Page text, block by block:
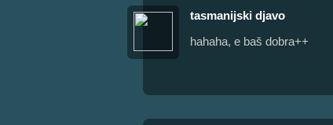
tasmanijski djavo
hahaha, e baš dobra++